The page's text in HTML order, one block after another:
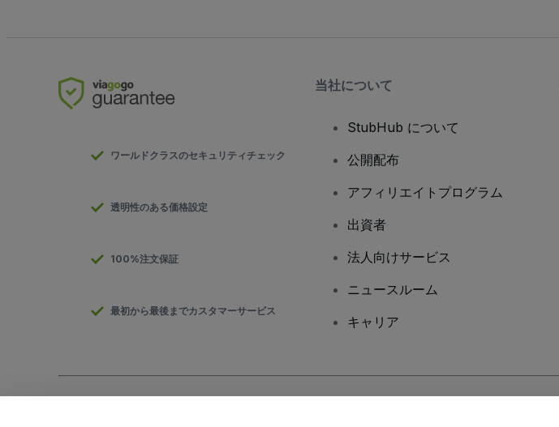
ワールドクラスのセキュリティチェック
透明性のある価格設定
100%注文保証
最初から最後までカスタマーサービス
当社について
StubHub について
公開配布
アフィリエイトプログラム
出資者
法人向けサービス
ニュースルーム
キャリア